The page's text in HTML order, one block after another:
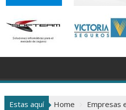
Estas aquí Home
Empresas